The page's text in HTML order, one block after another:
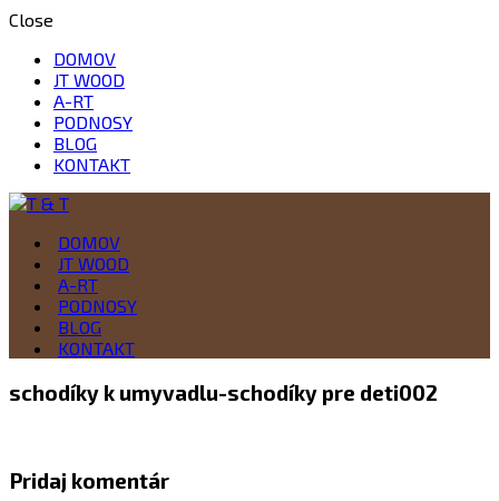
Close
DOMOV
JT WOOD
A-RT
PODNOSY
BLOG
KONTAKT
T & T
Drevo je naša vášeň
DOMOV
JT WOOD
A-RT
PODNOSY
BLOG
KONTAKT
schodíky k umyvadlu-schodíky pre deti002
Pridaj komentár